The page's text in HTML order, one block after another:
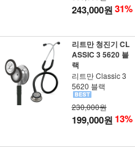
243,000원31%
리트만 청진기 CL
ASSIC 3 5620 블
랙
리트만 Classic 3
5620 블랙
230,000원
199,000원 13%